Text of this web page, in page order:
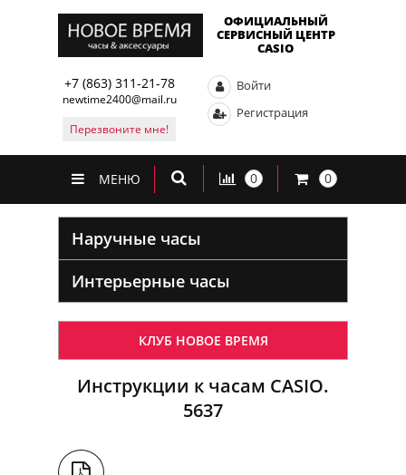
ОФИЦИАЛЬНЫЙ
СЕРВИСНЫЙ ЦЕНТР
CASIO
+7 (863) 311-21-78
newtime2400@mail.ru
Перезвоните мне!
Войти
Регистрация
МЕНЮ 0 0
Наручные часы
Интерьерные часы
КЛУБ НОВОЕ ВРЕМЯ
Инструкции к часам CASIO.
5637